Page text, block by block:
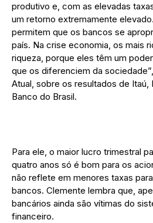
produtivo e, com as elevadas
um retorno extremamente
permitem que os bancos se
país. Na crise economia, os mais
riqueza, porque eles têm um
que os diferenciem da
Atual, sobre os resultados de Itaú,
Banco do Brasil.
Para ele, o maior lucro trimestral
quatro anos só é bom para os
não reflete em menores taxas
bancos. Clemente lembra que,
bancários ainda são vítimas do
financeiro.